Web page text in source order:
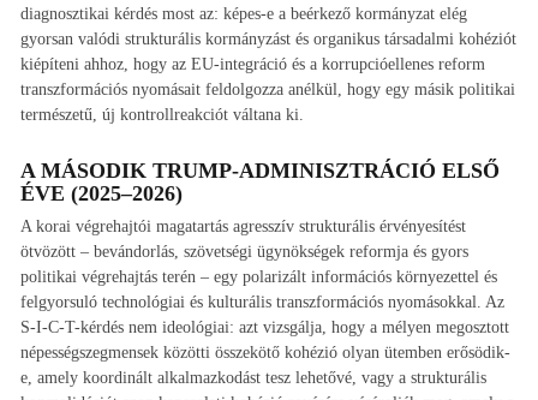
diagnosztikai kérdés most az: képes-e a beérkező kormányzat elég
gyorsan valódi strukturális kormányzást és organikus társadalmi kohéziót
kiépíteni ahhoz, hogy az EU-integráció és a korrupcióellenes reform
transzformációs nyomásait feldolgozza anélkül, hogy egy másik politikai
természetű, új kontrollreakciót váltana ki.
A MÁSODIK TRUMP-ADMINISZTRÁCIÓ ELSŐ
ÉVE (2025–2026)
A korai végrehajtói magatartás agresszív strukturális érvényesítést
ötvözött – bevándorlás, szövetségi ügynökségek reformja és gyors
politikai végrehajtás terén – egy polarizált információs környezettel és
felgyorsuló technológiai és kulturális transzformációs nyomásokkal. Az
S-I-C-T-kérdés nem ideológiai: azt vizsgálja, hogy a mélyen megosztott
népességszegmensek közötti összekötő kohézió olyan ütemben erősödik-
e, amely koordinált alkalmazkodást tesz lehetővé, vagy a strukturális